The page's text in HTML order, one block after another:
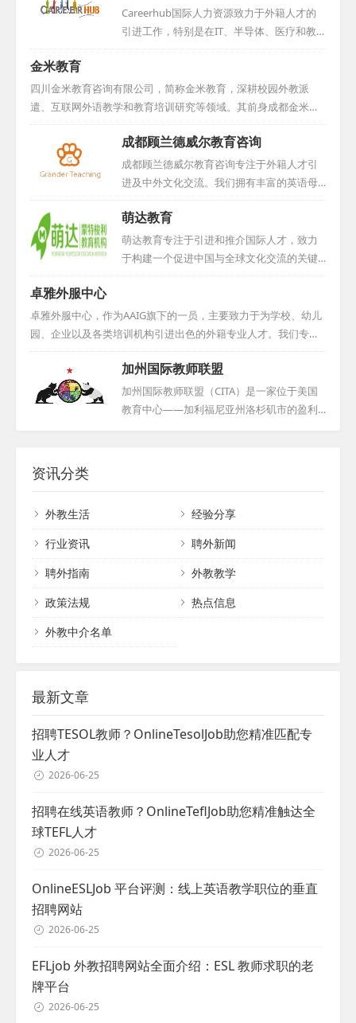
Careerhub国际人力资源致力于外籍人才的
引进工作，特别是在IT、半导体、医疗和教
育领域拥有丰富的经验。公司在北京、厦
石家庄分公司更是荣获市外专局颁发的2020
年度引智工作站称号。...
金米教育
四川金米教育咨询有限公司，简称金米教育，深耕校园外教派
遣、互联网外语教学和教育培训研究等领域。其前身成都金米文
化传播有限公司自2012年5月成立以来，已积累七年多的丰富经
验。金米教育在外教派遣领域表现卓越，为成都五十多所中小
学、幼儿园提供优质服务，并逐步扩大至川内乃至全国范围。随
着《国家中长期教育改革和发展规划纲要》的推进，金米教育期
望与您携手，共同探索外语教学模式的创新与技术融合，丰富教
学内容，打造特色品牌，成为您提升外语教学水平的最佳助手和
合作伙伴，共绘教育新篇。...
成都顾兰德威尔教育咨询
成都顾兰德威尔教育咨询专注于外籍人才引
进及中外文化交流。我们拥有丰富的英语母
语外籍人才资源，这些人才大多来自英美等
国家，并且多数未曾踏足中国，易于融入并
适应新环境。多年的积累使我们与众多国外
机构和个人建立了紧密合作关系，确保能够
长期稳定地提供优秀人才。我们的服务收费
无论是学校还是其他机构，都可与我们取得
联系，我们将为您提供详细的信息和专业的
发展。...
萌达教育
萌达教育专注于引进和推介国际人才，致力
于构建一个促进中国与全球文化交流的关键
桥梁。在此坚实基础上，我们深入挖掘并广
育课程，目标是为我国的教育机构、城市、
社区、家庭乃至个人提供丰富多彩的教育资
源。值得一提的是，我们拥有一个以英语为
主要交流语言的多国语言外籍人才库，这些
人才在教育领域具有深厚的积累，能为我国
的文化交流与教育事业注入新的活力与生
卓雅外服中心
卓雅外服中心，作为AAIG旗下的一员，主要致力于为学校、幼儿
园、企业以及各类培训机构引进出色的外籍专业人才。我们专注
于搭建一个高效的外籍人才招聘平台，吸引了全球各地的外教前
来寻找合适的工作机会。通过我们专业而周到的服务体系，外教
们可以更快速地适应和了解中国，顺利融入并过上安居乐业的生
活。凭借在涉外教育交流领域的多年经验，我们累积了丰富的境
的各种需求。...
加州国际教师联盟
加州国际教师联盟（CITA）是一家位于美国
教育中心——加利福尼亚州洛杉矶市的盈利
州，扎根北美，同时影响全球。其下设的CIT
AJobs@外教人力资源部，专门为国际机构提
供卓越的外教人力咨询服务，致力于推动国
际教育的交流与发展。...
资讯分类
外教生活
经验分享
行业资讯
聘外新闻
聘外指南
外教教学
政策法规
热点信息
外教中介名单
最新文章
招聘TESOL教师？OnlineTesolJob助您精准匹配专
业人才
2026-06-25
招聘在线英语教师？OnlineTeflJob助您精准触达全
球TEFL人才
2026-06-25
OnlineESLJob 平台评测：线上英语教学职位的垂直
招聘网站
2026-06-25
EFLjob 外教招聘网站全面介绍：ESL 教师求职的老
牌平台
2026-06-25